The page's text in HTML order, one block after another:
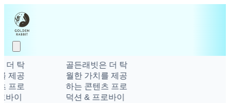
탁
제공
프로
이
골든래빗은 더 탁
월한 가치를 제공
하는 콘텐츠 프로
덕션 & 프로바이